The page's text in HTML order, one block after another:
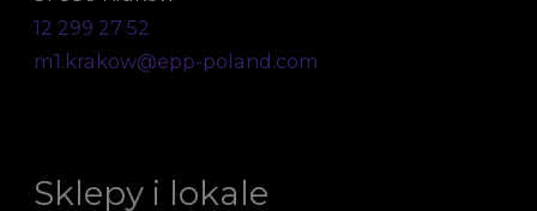
12 299 27 52
m1.krakow@epp-poland.com
Sklepy i lokale